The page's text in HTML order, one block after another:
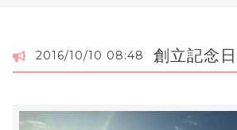
2016/10/10 08:48 創立記念日